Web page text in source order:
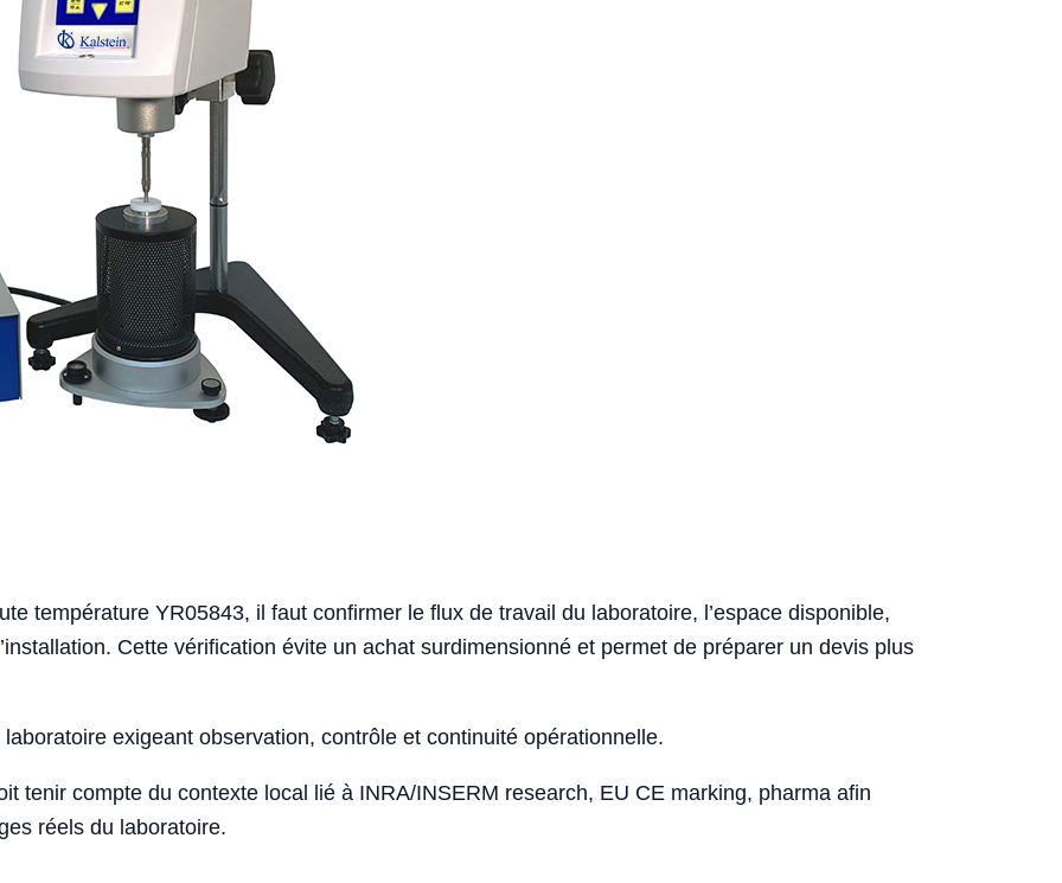
température YR05843, il faut confirmer le flux de travail du laboratoire, l’espace disponible,
Cette vérification évite un achat surdimensionné et permet de préparer un devis plus
exigeant observation, contrôle et continuité opérationnelle.
tenir compte du contexte local lié à INRA/INSERM research, EU CE marking, pharma afin
réels du laboratoire.